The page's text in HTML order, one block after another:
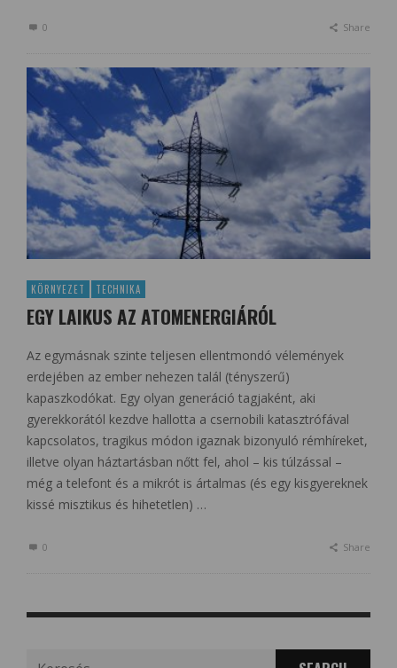
0 Share
KÖRNYEZET TECHNIKA
EGY LAIKUS AZ ATOMENERGIÁRÓL
Az egymásnak szinte teljesen ellentmondó vélemények
erdejében az ember nehezen talál (tényszerű)
kapaszkodókat. Egy olyan generáció tagjaként, aki
gyerekkorától kezdve hallotta a csernobili katasztrófával
kapcsolatos, tragikus módon igaznak bizonyuló rémhíreket,
illetve olyan háztartásban nőtt fel, ahol – kis túlzással –
még a telefont és a mikrót is ártalmas (és egy kisgyereknek
kissé misztikus és hihetetlen) …
0 Share